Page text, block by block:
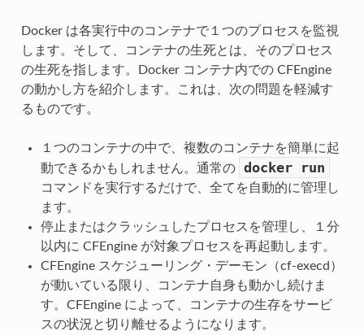
Docker は各実行中のコンテナで１つのプロセスを監視
します。そして、コンテナの生死とは、そのプロセス
の生死を指します。Docker コンテナ内での CFEngine
の動かし方を紹介します。これは、次の問題を軽減す
るものです。
１つのコンテナの中で、複数のコンテナを簡単に起
動できるかもしれません。通常の
docker run
コマンドを実行するだけで、全てを自動的に管理し
ます。
停止またはクラッシュしたプロセスを管理し、１分
以内に CFEngine が対象プロセスを再起動します。
CFEngine スケジューリング・デーモン（cf-execd）
が動いている限り、コンテナ自身も動かし続けま
す。CFEngine によって、コンテナの生存をサービ
スの状況と切り離せるようになります。